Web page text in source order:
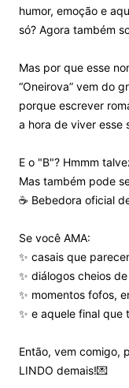
humor, emoção e
só? Agora também
Mas por que esse
“Oneirova” vem do
porque escrever
a hora de viver esse
E o "B"? Hmmm
Mas também pode
☕ Bebedora oficial
Se você AMA:
✨ casais que
✨ diálogos cheios
✨ momentos fofos,
✨ e aquele final
Então, vem comigo,
LINDO demais!💌